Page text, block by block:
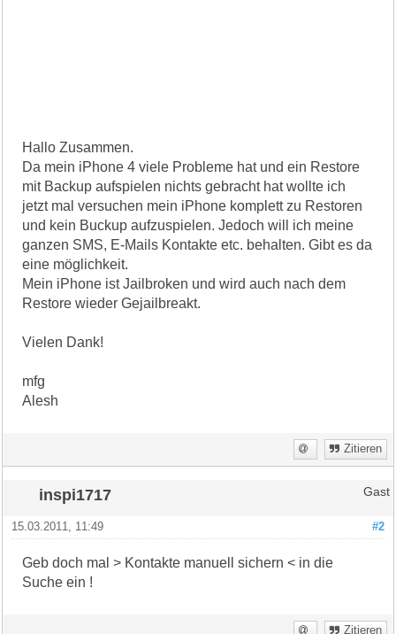
Hallo Zusammen.
Da mein iPhone 4 viele Probleme hat und ein Restore
mit Backup aufspielen nichts gebracht hat wollte ich
jetzt mal versuchen mein iPhone komplett zu Restoren
und kein Buckup aufzuspielen. Jedoch will ich meine
ganzen SMS, E-Mails Kontakte etc. behalten. Gibt es da
eine möglichkeit.
Mein iPhone ist Jailbroken und wird auch nach dem
Restore wieder Gejailbreakt.
Vielen Dank!
mfg
Alesh
Zitieren
inspi1717 Gast
#2
15.03.2011, 11:49
Geb doch mal > Kontakte manuell sichern < in die
Suche ein !
Zitieren